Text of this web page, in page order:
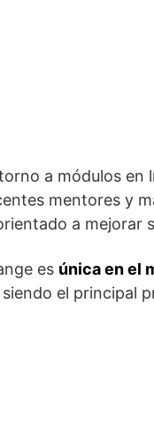
a módulos
mentores y
a mejorar
es única en el
el principal